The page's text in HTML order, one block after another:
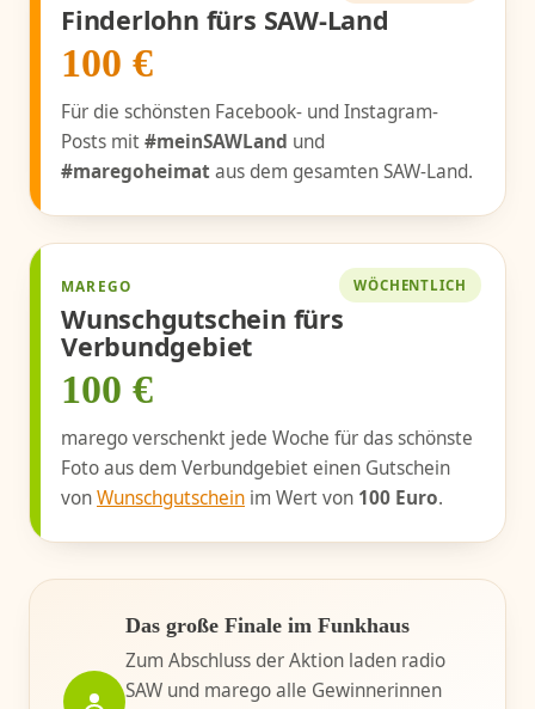
Finderlohn fürs SAW-Land
100 €
Für die schönsten Facebook- und Instagram-
Posts mit#meinSAWLand und
#maregoheimataus dem gesamten SAW-Land.
WÖCHENTLICH
MAREGO
Wunschgutschein fürs
Verbundgebiet
100 €
marego verschenkt jede Woche für das schönste
Foto aus dem Verbundgebiet einen Gutschein
vonWunschgutschein im Wert von 100 Euro.
Das große Finale im Funkhaus
Zum Abschluss der Aktion laden radio
SAW und marego alle Gewinnerinnen